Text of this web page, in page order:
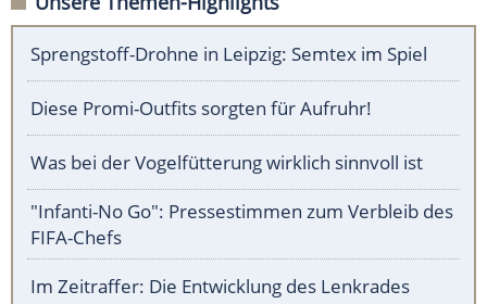
Sprengstoff-Drohne in Leipzig: Semtex im Spiel
Diese Promi-Outfits sorgten für Aufruhr!
Was bei der Vogelfütterung wirklich sinnvoll ist
"Infanti-No Go": Pressestimmen zum Verbleib des
FIFA-Chefs
Im Zeitraffer: Die Entwicklung des Lenkrades